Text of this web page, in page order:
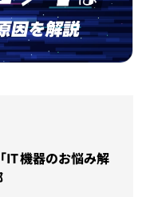
IT機器のお悩み解